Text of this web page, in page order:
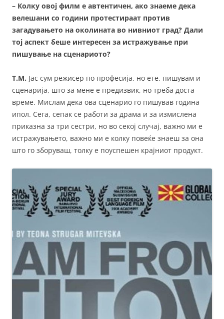
– Колку овој филм е автентичен, ако знаеме дека
велешани со години протестираат против
загадувањето на околината во нивниот град? Дали
тој аспект беше интересен за истражување при
пишување на сценариото?
Т.М. Јас сум режисер по професија, но ете, пишувам и
сценарија, што за мене е предизвик, но треба доста
време. Мислам дека ова сценарио го пишував година
ипол. Сега, сепак се работи за драма и за измислена
приказна за три сестри, но во секој случај, важно ми е
истражувањето, важно ми е колку повеќе знаеш за она
што го зборуваш, толку е поуспешен крајниот продукт.